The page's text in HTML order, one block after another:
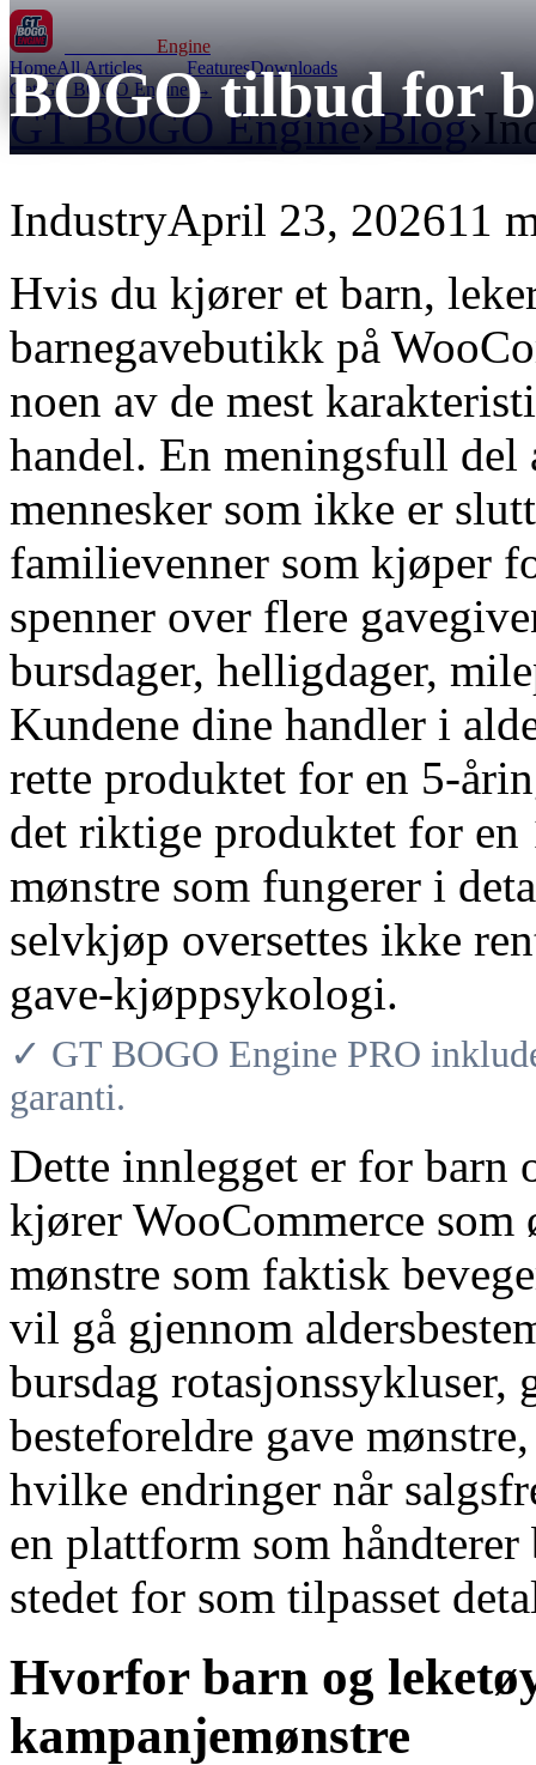
Engine
HomeAll Articles FeaturesDownloads
Get GT BOGO Engine →
GT BOGO Engine›Blog›
BOGO tilbud for
IndustryApril 23, 202611
Hvis du kjører et barn,
barnegavebutikk på
noen av de mest
handel. En meningsfull del
mennesker som ikke er
familievenner som kjøper
spenner over flere
bursdager, helligdager,
Kundene dine handler i
rette produktet for en 5-
det riktige produktet for en
mønstre som fungerer i
selvkjøp oversettes ikke
gave-kjøppsykologi.
✓ GT BOGO Engine PRO
garanti.
Dette innlegget er for barn
kjører WooCommerce som
mønstre som faktisk
vil gå gjennom
bursdag
besteforeldre gave
hvilke endringer når
en plattform som
stedet for som tilpasset
Hvorfor barn og
kampanjemønstre